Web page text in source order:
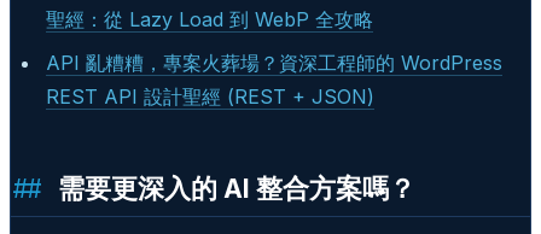
聖經：從 Lazy Load 到 WebP 全攻略
API 亂糟糟，專案火葬場？資深工程師的 WordPress
REST API 設計聖經 (REST + JSON)
需要更深入的 AI 整合方案嗎？